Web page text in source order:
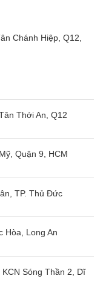
Chánh Hiệp, Q12,
Thới An, Q12
Quận 9, HCM
TP. Thủ Đức
Hòa, Long An
Sóng Thần 2, Dĩ